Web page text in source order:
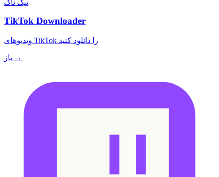
تیک تاک
TikTok Downloader
ویدیوهای TikTok را دانلود کنید
باز →